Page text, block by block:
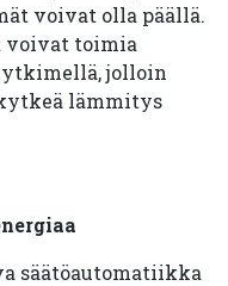
voivat olla päällä.
voivat toimia
jolloin
lämmitys
säätöautomatiikka